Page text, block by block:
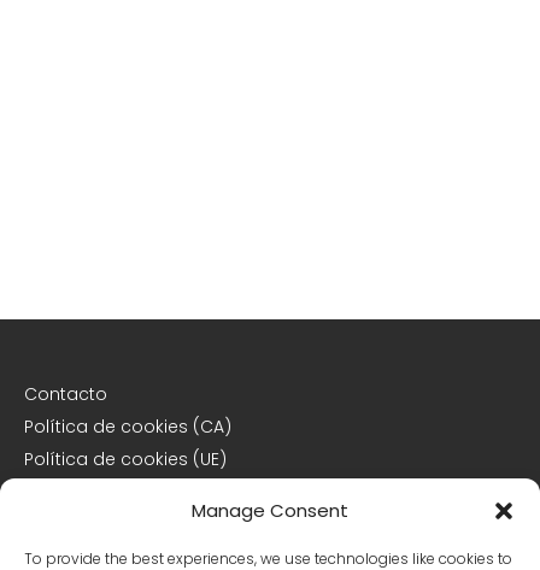
Manage Consent
To provide the best experiences, we use technologies like cookies to
Contacto
Política de cookies (CA)
Política de cookies (UE)
Declaración de privacidad